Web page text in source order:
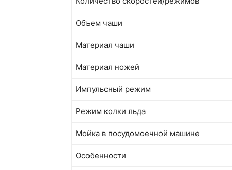
Объем чаши
Материал чаши
Материал ножей
Импульсный режим
Режим колки льда
Мойка в посудомоечной машине
Особенности